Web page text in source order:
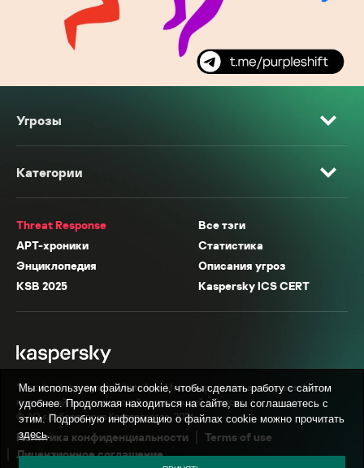
Угрозы
Категории
Threat Response
Все тэги
APT-хроники
Статистика
Энциклопедия
Описания угроз
KSB 2025
Kaspersky ICS CERT
* Facebook, Instagram, WhatsApp, Meta AI принадлежат компании Meta,
признанной экстремистской организацией в России.
© АО «Лаборатория Касперского», 2026.
Политика конфиденциальности
Terms of use
Лицензионное соглашение
Мы используем файлы cookie, чтобы сделать работу с сайтом
удобнее. Продолжая находиться на сайте, вы соглашаетесь с
этим. Подробную информацию о файлах cookie можно прочитать
здесь.